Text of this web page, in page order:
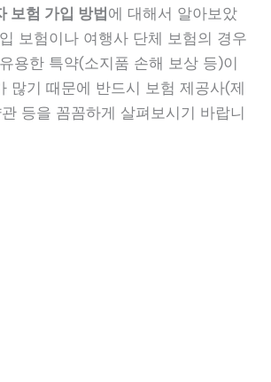
보험 가입 방법에 대해서 알아보았
보험이나 여행사 단체 보험의 경우
용한 특약(소지품 손해 보상 등)이
많기 때문에 반드시 보험 제공사(제
등을 꼼꼼하게 살펴보시기 바랍니